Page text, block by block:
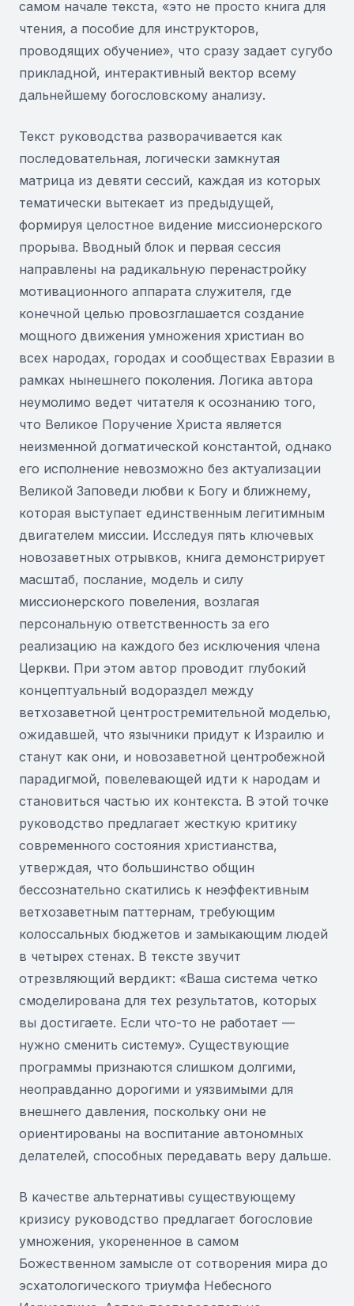
самом начале текста, «это не просто книга для
чтения, а пособие для инструкторов,
проводящих обучение», что сразу задает сугубо
прикладной, интерактивный вектор всему
дальнейшему богословскому анализу.
Текст руководства разворачивается как
последовательная, логически замкнутая
матрица из девяти сессий, каждая из которых
тематически вытекает из предыдущей,
формируя целостное видение миссионерского
прорыва. Вводный блок и первая сессия
направлены на радикальную перенастройку
мотивационного аппарата служителя, где
конечной целью провозглашается создание
мощного движения умножения христиан во
всех народах, городах и сообществах Евразии в
рамках нынешнего поколения. Логика автора
неумолимо ведет читателя к осознанию того,
что Великое Поручение Христа является
неизменной догматической константой, однако
его исполнение невозможно без актуализации
Великой Заповеди любви к Богу и ближнему,
которая выступает единственным легитимным
двигателем миссии. Исследуя пять ключевых
новозаветных отрывков, книга демонстрирует
масштаб, послание, модель и силу
миссионерского повеления, возлагая
персональную ответственность за его
реализацию на каждого без исключения члена
Церкви. При этом автор проводит глубокий
концептуальный водораздел между
ветхозаветной центростремительной моделью,
ожидавшей, что язычники придут к Израилю и
станут как они, и новозаветной центробежной
парадигмой, повелевающей идти к народам и
становиться частью их контекста. В этой точке
руководство предлагает жесткую критику
современного состояния христианства,
утверждая, что большинство общин
бессознательно скатились к неэффективным
ветхозаветным паттернам, требующим
колоссальных бюджетов и замыкающим людей
в четырех стенах. В тексте звучит
отрезвляющий вердикт: «Ваша система четко
смоделирована для тех результатов, которых
вы достигаете. Если что-то не работает —
нужно сменить систему». Существующие
программы признаются слишком долгими,
неоправданно дорогими и уязвимыми для
внешнего давления, поскольку они не
ориентированы на воспитание автономных
делателей, способных передавать веру дальше.
В качестве альтернативы существующему
кризису руководство предлагает богословие
умножения, укорененное в самом
Божественном замысле от сотворения мира до
эсхатологического триумфа Небесного